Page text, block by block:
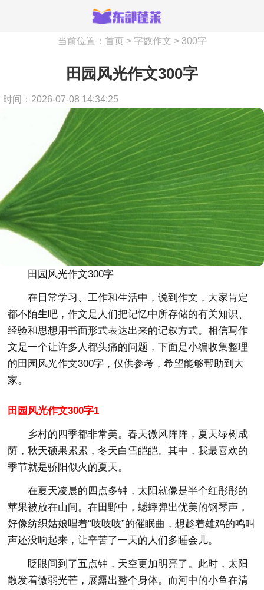
当前位置： 首页 > 字数作文 > 300字
田园风光作文300字
时间：2026-07-08 14:34:25
田园风光作文300字
在日常学习、工作和生活中，说到作文，大家肯定
都不陌生吧，作文是人们把记忆中所存储的有关知识、
经验和思想用书面形式表达出来的记叙方式。相信写作
文是一个让许多人都头痛的问题，下面是小编收集整理
的田园风光作文300字，仅供参考，希望能够帮助到大
家。
田园风光作文300字1
乡村的四季都非常美。春天微风阵阵，夏天绿树成
荫，秋天硕果累累，冬天白雪皑皑。其中，我最喜欢的
季节就是骄阳似火的夏天。
在夏天凌晨的四点多钟，太阳就像是半个红彤彤的
苹果被放在山间。在田野中，蟋蟀弹出优美的钢琴声，
好像纺织姑娘唱着“吱吱吱”的催眠曲，想趁着雄鸡的鸣叫
声还没响起来，让辛苦了一天的人们多睡会儿。
眨眼间到了五点钟，天空更加明亮了。此时，太阳
散发着微弱光芒，展露出整个身体。而河中的小鱼在清